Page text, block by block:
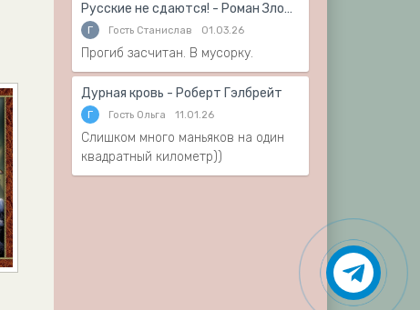
Русские не сдаются! - Роман Злотников
Г Гость Станислав 01.03.26
Прогиб засчитан. В мусорку.
Дурная кровь - Роберт Гэлбрейт
Г Гость Ольга 11.01.26
Слишком много маньяков на один
квадратный километр))